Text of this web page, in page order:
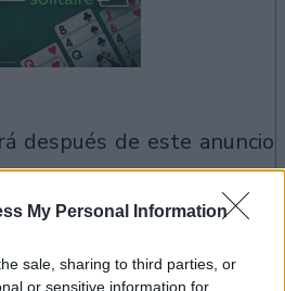
My Personal Information
sale, sharing to third parties, or
or sensitive information for
después de este anuncio